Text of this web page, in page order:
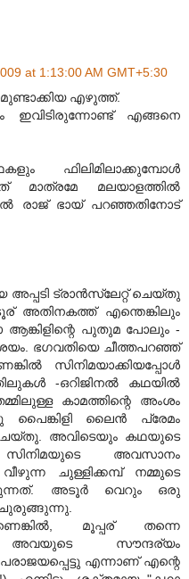
at 1:13:00 AM GMT+5:30
എഴുത്ത്.
ഇവിടിരുന്നോണ്ട് എങ്ങനെ
ഫിലിമിലാക്കുമ്പോള്‍
മാത്രമേ മലയാളത്തില്‍
രാജ് ഭായ് പറഞ്ഞതിനോട്
അപ്പടി ട്രാന്‍സ്ലേറ്റ് ചെയ്തു
അതിനകത്ത് എന്തെങ്കിലും
പുതുമ പോലും -
ഭഗവതിയെ ചീത്തപറഞ്ഞ്
സിനിമയാക്കിയപ്പോള്‍
-ഒറിജിനല്‍ കഥയില്‍
കാമത്തിന്റെ അംശം
പൈങ്കിളി ലൈന്‍ പ്രേമം
ചെയ്തു. അവിടെയും കഥയുടെ
അവസാനം
ചുള്ളിക്കമ്പ് നമ്മുടെ
അടൂര്‍ വെറും ഒരു
ചുരുങ്ങുന്നു.
മൂപ്പര് തന്നെ
അവയുടെ സൗന്ദര്യം
എന്നാണ് എന്റെ